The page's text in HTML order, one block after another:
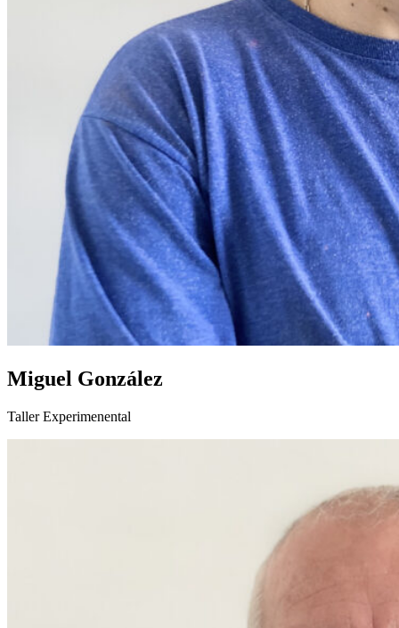
Miguel González
Taller Experimenental